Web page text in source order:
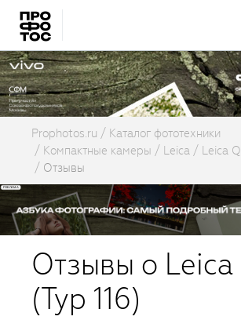
Prophotos.ru
Каталог фототехники
Компактные камеры
Leica
Leica
Отзывы
Отзывы о Leica
(Typ 116)